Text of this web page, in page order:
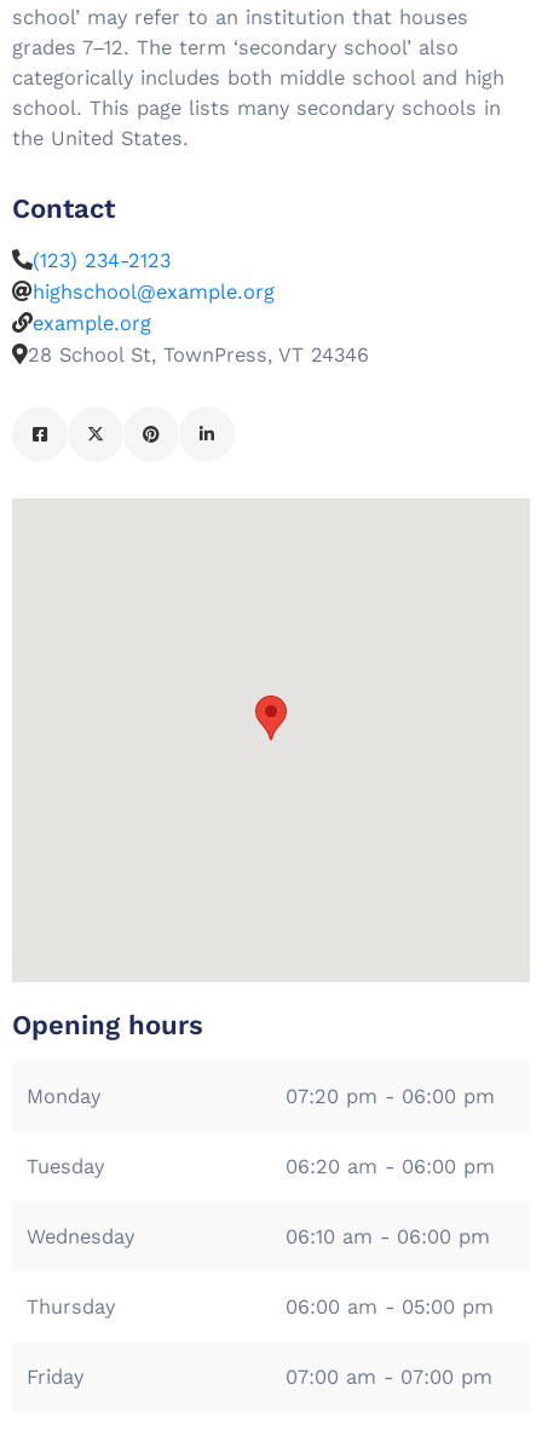
school’ may refer to an institution that houses
grades 7–12. The term ‘secondary school’ also
categorically includes both middle school and high
school. This page lists many secondary schools in
the United States.
Contact
(123) 234-2123
highschool@example.org
example.org
28 School St, TownPress, VT 24346
Opening hours
Monday 07:20 pm - 06:00 pm
Tuesday 06:20 am - 06:00 pm
Wednesday 06:10 am - 06:00 pm
Thursday 06:00 am - 05:00 pm
Friday 07:00 am - 07:00 pm